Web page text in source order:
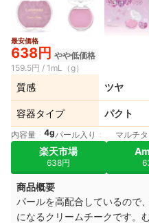
最安価格
638円 やや低価格
159.5円 / 1mL（g）
質感 ツヤ
容器タイプ パクト
内容量 4gパール入り マルチ
楽天市場
638円
商品概要
パールを高配合しているので
になるクリームチークです。